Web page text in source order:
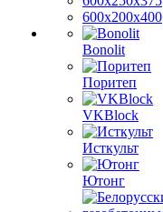
600х200х400
Bonolit
Поритеп
VKBlock
Исткульт
Ютонг